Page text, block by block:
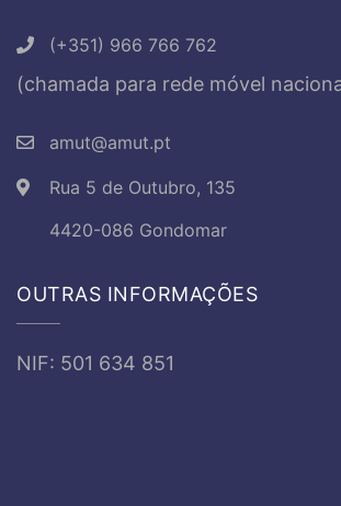
(+351) 966 766 762
(chamada para rede móvel
amut@amut.pt
Rua 5 de Outubro, 135
4420-086 Gondomar
OUTRAS INFORMAÇÕES
NIF: 501 634 851